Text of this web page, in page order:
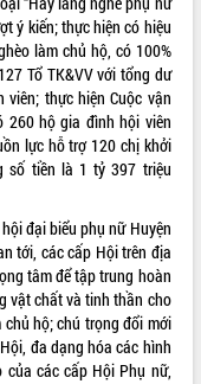
ý kiến; thực hiện có hiệu
làm chủ hộ, có 100%
Tổ TK&VV với tổng dư
thực hiện Cuộc vận
260 hộ gia đình hội viên
lực hỗ trợ 120 chị khởi
số tiền là 1 tỷ 397 triệu
đại biểu phụ nữ Huyện
tới, các cấp Hội trên địa
tâm để tập trung hoàn
vật chất và tinh thần cho
hộ; chú trọng đổi mới
đa dạng hóa các hình
các cấp Hội Phụ nữ,